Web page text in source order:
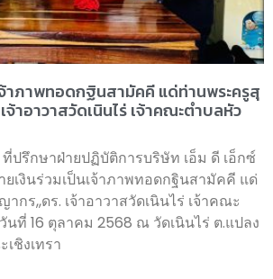
าภาพทอดกฐินสามัคคี แด่ท่านพระครูสุ
อาวาสวัดเนินไร่ เจ้าคณะตำบลหัว
ปรึกษาฝ่ายปฏิบัติการบริษัท เอ็ม ดี เอ็กซ์
เงินร่วมเป็นเจ้าภาพทอดกฐินสามัคคี แด่
ร,,ดร. เจ้าอาวาสวัดเนินไร่ เจ้าคณะ
นที่ 16 ตุลาคม 2568 ณ วัดเนินไร่ ต.แปลง
เชิงเทรา